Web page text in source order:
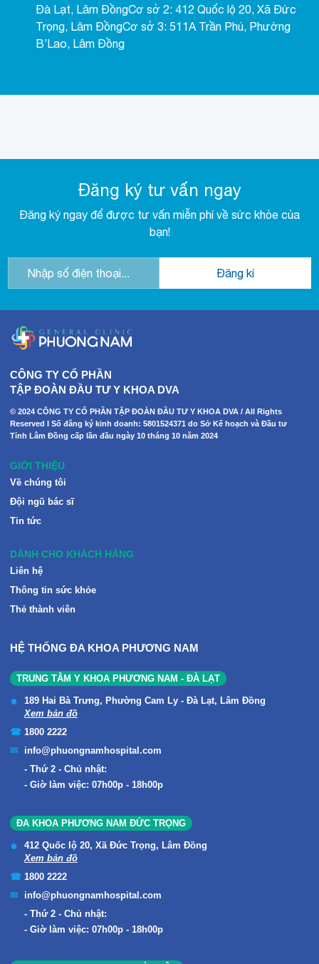
Đà Lạt, Lâm ĐồngCơ sở 2: 412 Quốc lộ 20, Xã Đức
Trọng, Lâm ĐồngCơ sở 3: 511A Trần Phú, Phường
B’Lao, Lâm Đồng
Đăng ký tư vấn ngay
Đăng ký ngay để được tư vấn miễn phí về sức khỏe của
bạn!
CÔNG TY CỔ PHẦN
TẬP ĐOÀN ĐẦU TƯ Y KHOA DVA
© 2024 CÔNG TY CỔ PHẦN TẬP ĐOÀN ĐẦU TƯ Y KHOA DVA / All Rights
Reserved I Số đăng ký kinh doanh: 5801524371 do Sở Kế hoạch và Đầu tư
Tỉnh Lâm Đồng cấp lần đầu ngày 10 tháng 10 năm 2024
GIỚI THIỆU
Về chúng tôi
Đội ngũ bác sĩ
Tin tức
DÀNH CHO KHÁCH HÀNG
Liên hệ
Thông tin sức khỏe
Thẻ thành viên
HỆ THỐNG ĐA KHOA PHƯƠNG NAM
TRUNG TÂM Y KHOA PHƯƠNG NAM - ĐÀ LẠT
189 Hai Bà Trưng, Phường Cam Ly - Đà Lạt, Lâm Đồng
Xem bản đồ
1800 2222
info@phuongnamhospital.com
Thứ 2 - Chủ nhật:
Giờ làm việc: 07h00p - 18h00p
ĐA KHOA PHƯƠNG NAM ĐỨC TRỌNG
412 Quốc lộ 20, Xã Đức Trọng, Lâm Đồng
Xem bản đồ
1800 2222
info@phuongnamhospital.com
Thứ 2 - Chủ nhật:
Giờ làm việc: 07h00p - 18h00p